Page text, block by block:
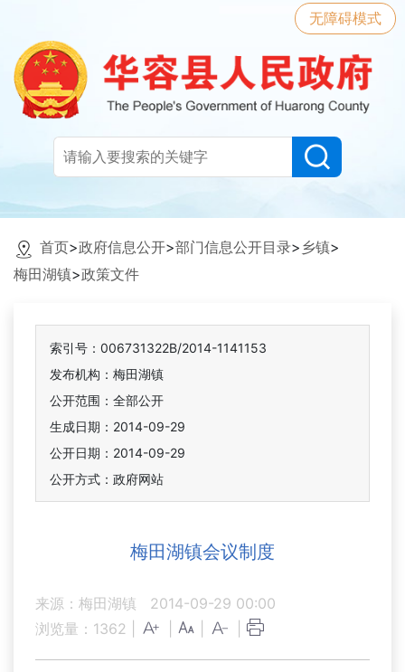
无障碍模式
首页>政府信息公开>部门信息公开目录> 乡镇>
梅田湖镇>政策文件
索引号：006731322B/2014-1141153
发布机构：梅田湖镇
公开范围：全部公开
生成日期：2014-09-29
公开日期：2014-09-29
公开方式：政府网站
梅田湖镇会议制度
来源：梅田湖镇
2014-09-29 00:00
浏览量： 1362